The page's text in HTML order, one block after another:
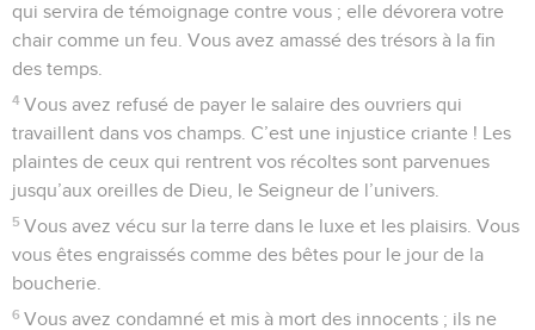
qui servira de témoignage contre vous ; elle dévorera votre
chair comme un feu. Vous avez amassé des trésors à la fin
des temps.
4 Vous avez refusé de payer le salaire des ouvriers qui
travaillent dans vos champs. C’est une injustice criante ! Les
plaintes de ceux qui rentrent vos récoltes sont parvenues
jusqu’aux oreilles de Dieu, le Seigneur de l’univers.
5 Vous avez vécu sur la terre dans le luxe et les plaisirs. Vous
vous êtes engraissés comme des bêtes pour le jour de la
boucherie.
6 Vous avez condamné et mis à mort des innocents ; ils ne